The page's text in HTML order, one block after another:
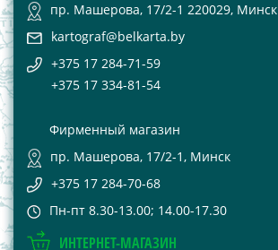
пр. Машерова, 17/2-1 220029, Минск
kartograf@belkarta.by
+375 17 284-71-59
+375 17 334-81-54
Фирменный магазин
пр. Машерова, 17/2-1, Минск
+375 17 284-70-68
Пн-пт 8.30-13.00; 14.00-17.30
ИНТЕРНЕТ-МАГАЗИН